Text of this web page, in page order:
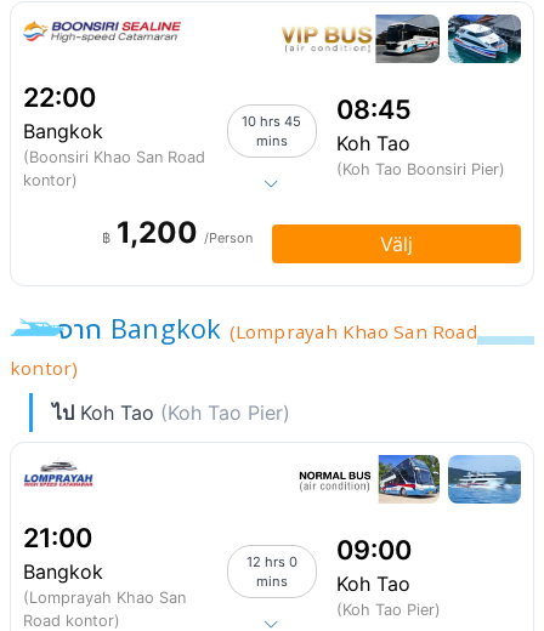
22:00
Bangkok
(Boonsiri Khao San Road
kontor)
10 hrs 45
mins
08:45
Koh Tao
(Koh Tao Boonsiri Pier)
฿ 1,200 /Person Välj
จาก Bangkok (Lomprayah Khao San Road
kontor)
ไป Koh Tao (Koh Tao Pier)
21:00
Bangkok
(Lomprayah Khao San
Road kontor)
12 hrs 0
mins
09:00
Koh Tao
(Koh Tao Pier)